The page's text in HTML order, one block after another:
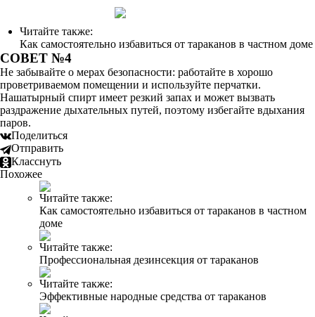
Читайте также:
Как самостоятельно избавиться от тараканов в частном доме
СОВЕТ №4
Не забывайте о мерах безопасности: работайте в хорошо
проветриваемом помещении и используйте перчатки.
Нашатырный спирт имеет резкий запах и может вызвать
раздражение дыхательных путей, поэтому избегайте вдыхания
паров.
Поделиться
Отправить
Класснуть
Похожее
Читайте также:
Как самостоятельно избавиться от тараканов в частном
доме
Читайте также:
Профессиональная дезинсекция от тараканов
Читайте также:
Эффективные народные средства от тараканов